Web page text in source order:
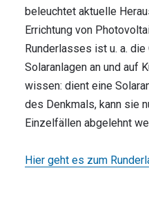
beleuchtet aktuelle
Errichtung von
Runderlasses ist u. a. die
Solaranlagen an und auf
wissen: dient eine
des Denkmals, kann sie
Einzelfällen abgelehnt
Hier geht es zum